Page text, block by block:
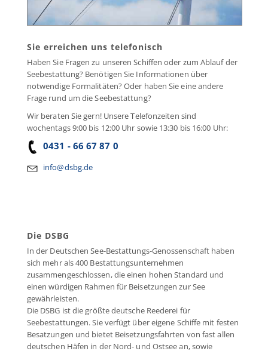
Sie erreichen uns telefonisch
Haben Sie Fragen zu unseren Schiffen oder zum Ablauf der
Seebestattung? Benötigen Sie Informationen über
notwendige Formalitäten? Oder haben Sie eine andere
Frage rund um die Seebestattung?
Wir beraten Sie gern! Unsere Telefonzeiten sind
wochentags 9:00 bis 12:00 Uhr sowie 13:30 bis 16:00 Uhr:
0431 - 66 67 87 0
info@dsbg.de
Die DSBG
In der Deutschen See-Bestattungs-Genossenschaft haben
sich mehr als 400 Bestattungsunternehmen
zusammengeschlossen, die einen hohen Standard und
einen würdigen Rahmen für Beisetzungen zur See
gewährleisten.
Die DSBG ist die größte deutsche Reederei für
Seebestattungen. Sie verfügt über eigene Schiffe mit festen
Besatzungen und bietet Beisetzungsfahrten von fast allen
deutschen Häfen in der Nord- und Ostsee an, sowie